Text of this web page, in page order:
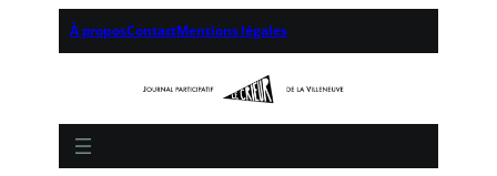
À proposContactMentions légales